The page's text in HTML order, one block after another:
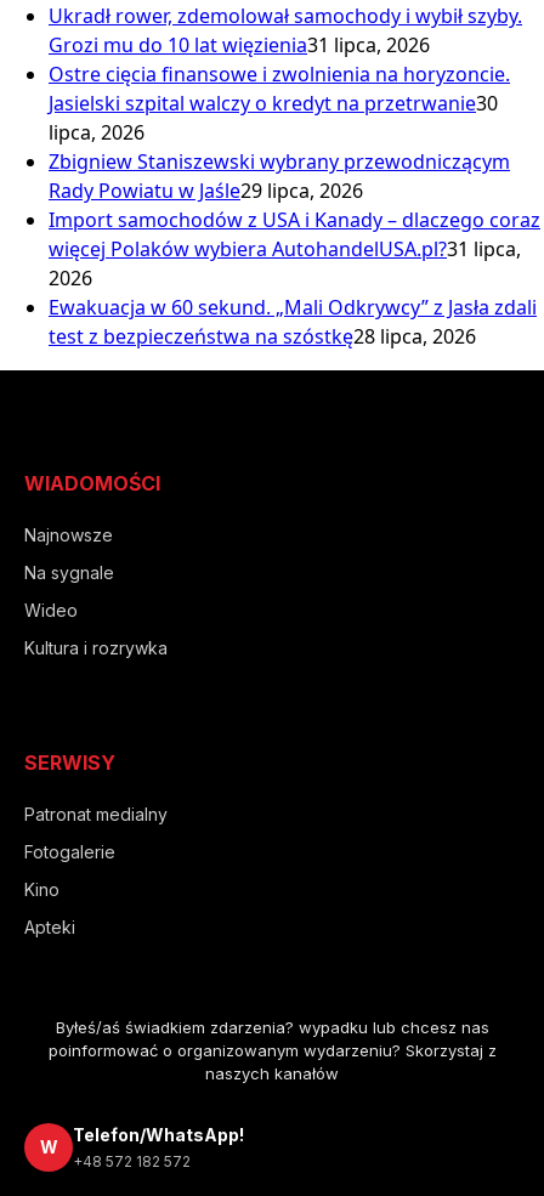
Ukradł rower, zdemolował samochody i wybił szyby.
Grozi mu do 10 lat więzienia31 lipca, 2026
Ostre cięcia finansowe i zwolnienia na horyzoncie.
Jasielski szpital walczy o kredyt na przetrwanie30
lipca, 2026
Zbigniew Staniszewski wybrany przewodniczącym
Rady Powiatu w Jaśle29 lipca, 2026
Import samochodów z USA i Kanady – dlaczego coraz
więcej Polaków wybiera AutohandelUSA.pl?31 lipca,
2026
Ewakuacja w 60 sekund. „Mali Odkrywcy” z Jasła zdali
test z bezpieczeństwa na szóstkę28 lipca, 2026
WIADOMOŚCI
Najnowsze
Na sygnale
Wideo
Kultura i rozrywka
SERWISY
Patronat medialny
Fotogalerie
Kino
Apteki
Byłeś/aś świadkiem zdarzenia? wypadku lub chcesz nas
poinformować o organizowanym wydarzeniu? Skorzystaj z
naszych kanałów
W
Telefon/WhatsApp!
+48 572 182 572